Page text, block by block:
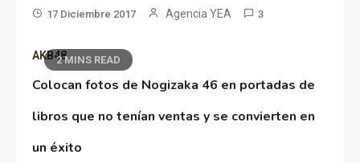
17 Diciembre 2017 Agencia YEA 3
2 MINS READ
AKB48
Colocan fotos de Nogizaka 46 en portadas de
libros que no tenían ventas y se convierten en
un éxito